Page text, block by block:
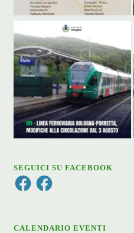
SEGUICI SU FACEBOOK
FacebookFacebook
CALENDARIO EVENTI